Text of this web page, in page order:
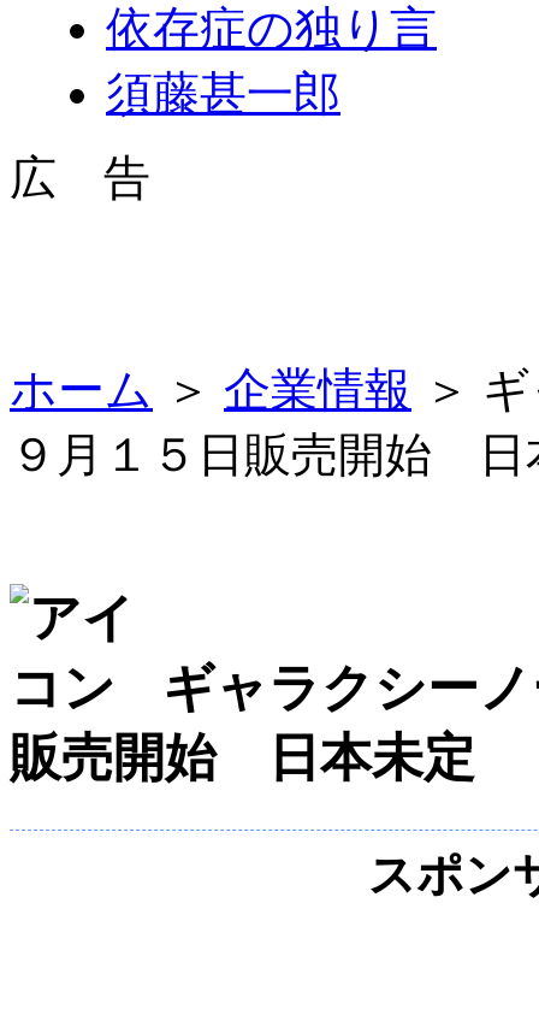
依存症の独り言
須藤甚一郎
広 告
ホーム ＞ 企業情報 ＞
９月１５日販売開始 日
ギャラクシー
販売開始 日本未定
スポン